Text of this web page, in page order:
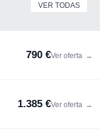
VER TODAS
790 €Ver oferta →
1.385 €Ver oferta →